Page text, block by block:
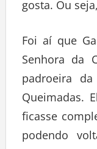
gosta. Ou
Foi aí que
Senhora da
padroeira
Queimadas.
ficasse
podendo